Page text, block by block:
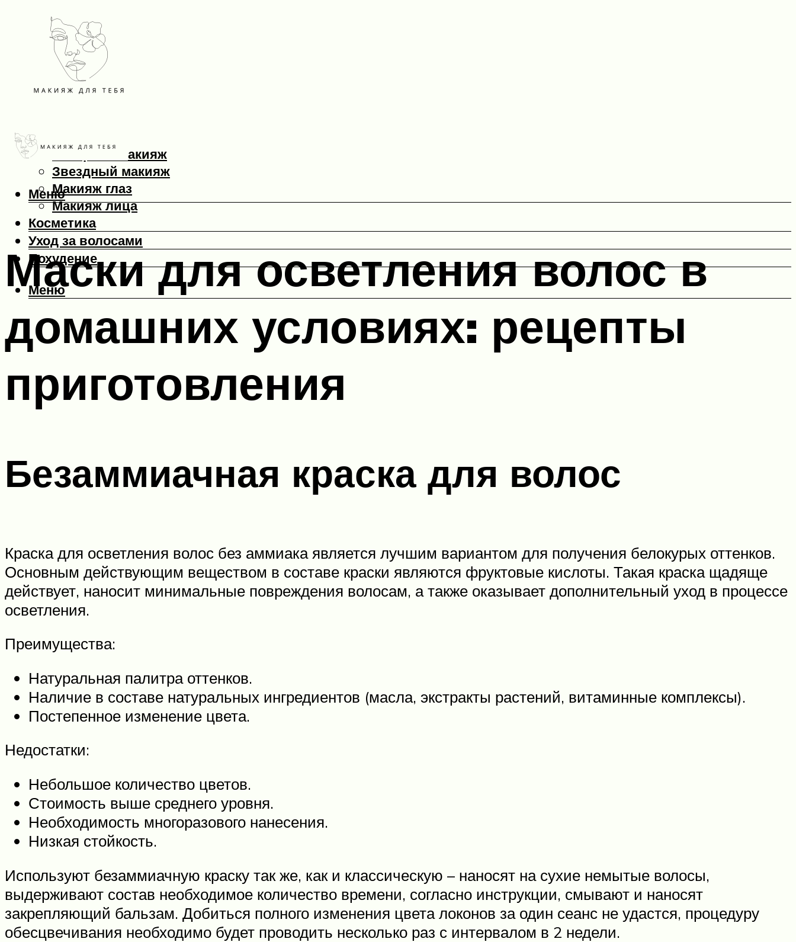
Макияж
Вечерний макияж
Звездный макияж
Макияж глаз
Макияж лица
Косметика
Уход за волосами
Похудение
Меню
Меню
Маски для осветления волос в
домашних условиях: рецепты
приготовления
Безаммиачная краска для волос
Краска для осветления волос без аммиака является лучшим вариантом для получения белокурых оттенков.
Основным действующим веществом в составе краски являются фруктовые кислоты. Такая краска щадяще
действует, наносит минимальные повреждения волосам, а также оказывает дополнительный уход в процессе
осветления.
Преимущества:
Натуральная палитра оттенков.
Наличие в составе натуральных ингредиентов (масла, экстракты растений, витаминные комплексы).
Постепенное изменение цвета.
Недостатки:
Небольшое количество цветов.
Стоимость выше среднего уровня.
Необходимость многоразового нанесения.
Низкая стойкость.
Используют безаммиачную краску так же, как и классическую – наносят на сухие немытые волосы,
выдерживают состав необходимое количество времени, согласно инструкции, смывают и наносят
закрепляющий бальзам. Добиться полного изменения цвета локонов за один сеанс не удастся, процедуру
обесцвечивания необходимо будет проводить несколько раз с интервалом в 2 недели.